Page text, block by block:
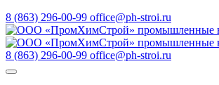
8 (863) 296-00-99 office@ph-stroi.ru
8 (863) 296-00-99 office@ph-stroi.ru